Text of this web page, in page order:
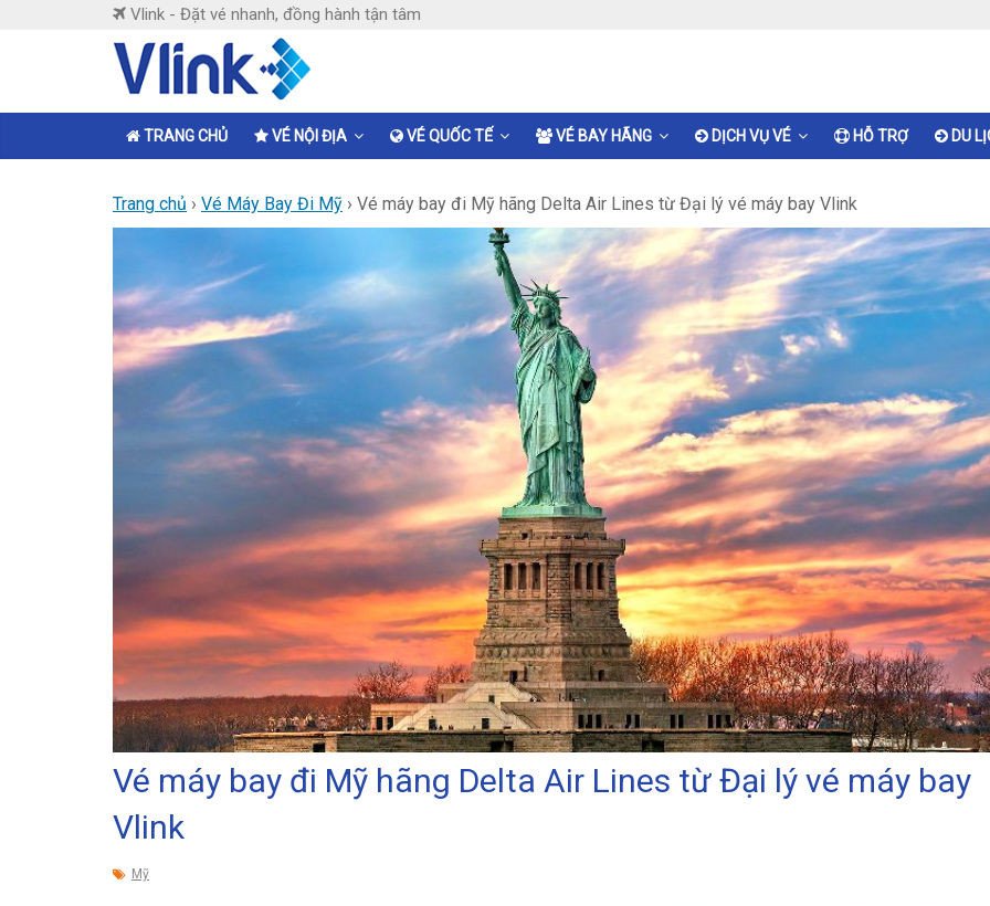
Vlink - Đặt vé nhanh, đồng hành tận tâm
Vlink
Đặt
vé
đồng
tâm
TRANG CHỦ VÉ NỘI ĐỊA VÉ QUỐC TẾ VÉ BAY HÃNG DỊCH VỤ VÉ HỖ TRỢ DU
Trang chủ › Vé Máy Bay Đi Mỹ › Vé máy bay đi Mỹ hãng Delta Air Lines từ Đại lý vé máy bay Vlink
Vé máy bay đi Mỹ hãng Delta Air Lines từ Đại lý vé máy bay
Vlink
Mỹ